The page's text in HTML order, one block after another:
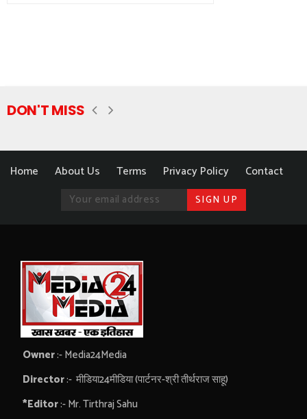
DON'T MISS
Home About Us Terms Privacy Policy Contact
Owner:- Media24Media
Director:- मीडिया24मीडिया (पार्टनर-श्री तीर्थराज साहू)
*Editor:- Mr. Tirthraj Sahu